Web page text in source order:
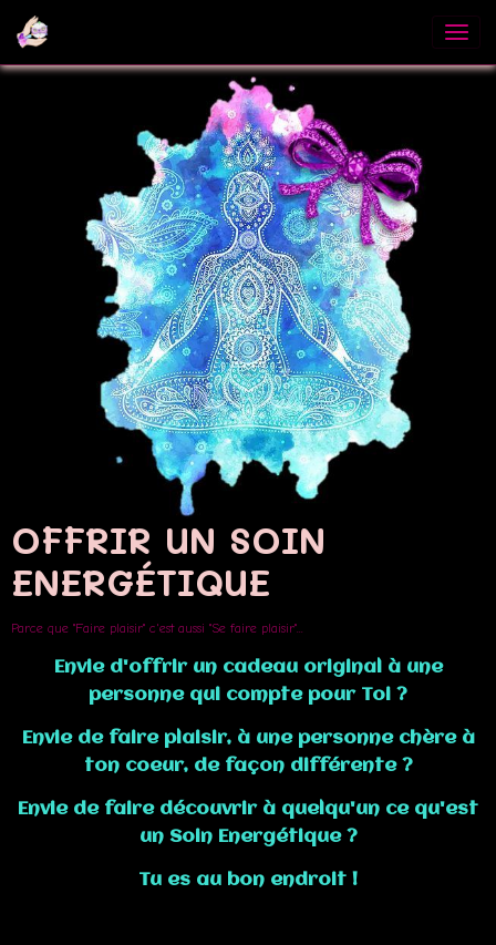
OFFRIR UN SOIN
ENERGÉTIQUE
Parce que "Faire plaisir" c'est aussi "Se faire plaisir"...
Envie d'offrir un cadeau original à une
personne qui compte pour Toi ?
Envie de faire plaisir, à une personne chère à
ton coeur, de façon différente ?
Envie de faire découvrir à quelqu'un ce qu'est
un Soin Energétique ?
Tu es au bon endroit !